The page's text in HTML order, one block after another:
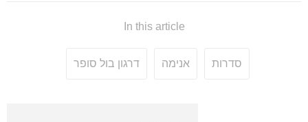
In this article
סדרות אנימה דרגון בול סופר